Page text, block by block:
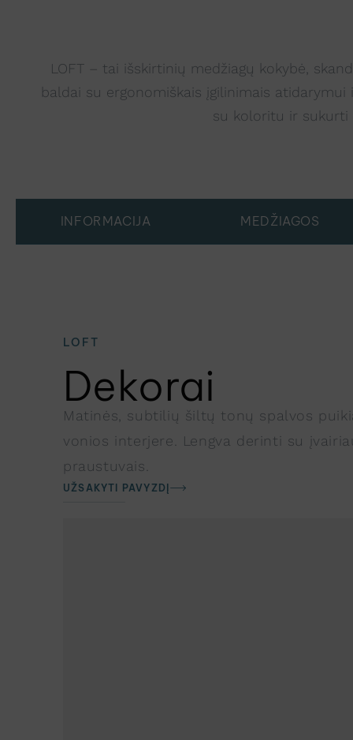
LOFT – tai išskirtinių medžiagų kokybė,
baldai su ergonomiškais įgilinimais
su koloritu ir sukurti
INFORMACIJA MEDŽIAGOS
Dekorai
LOFT
Matinės, subtilių šiltų tonų spalvos
vonios interjere. Lengva derinti su
praustuvais.
UŽSAKYTI PAVYZDĮ